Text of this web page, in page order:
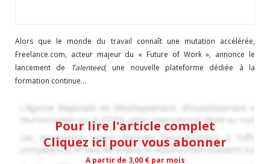
Alors que le monde du travail connaît une mutation accélérée,
Freelance.com, acteur majeur du « Future of Work », annonce le
lancement de
Talenteed, une nouvelle plateforme dédiée à la
formation continue...
Pour lire l'article complet
Cliquez ici pour vous abonner
A partir de 3,00 € par mois